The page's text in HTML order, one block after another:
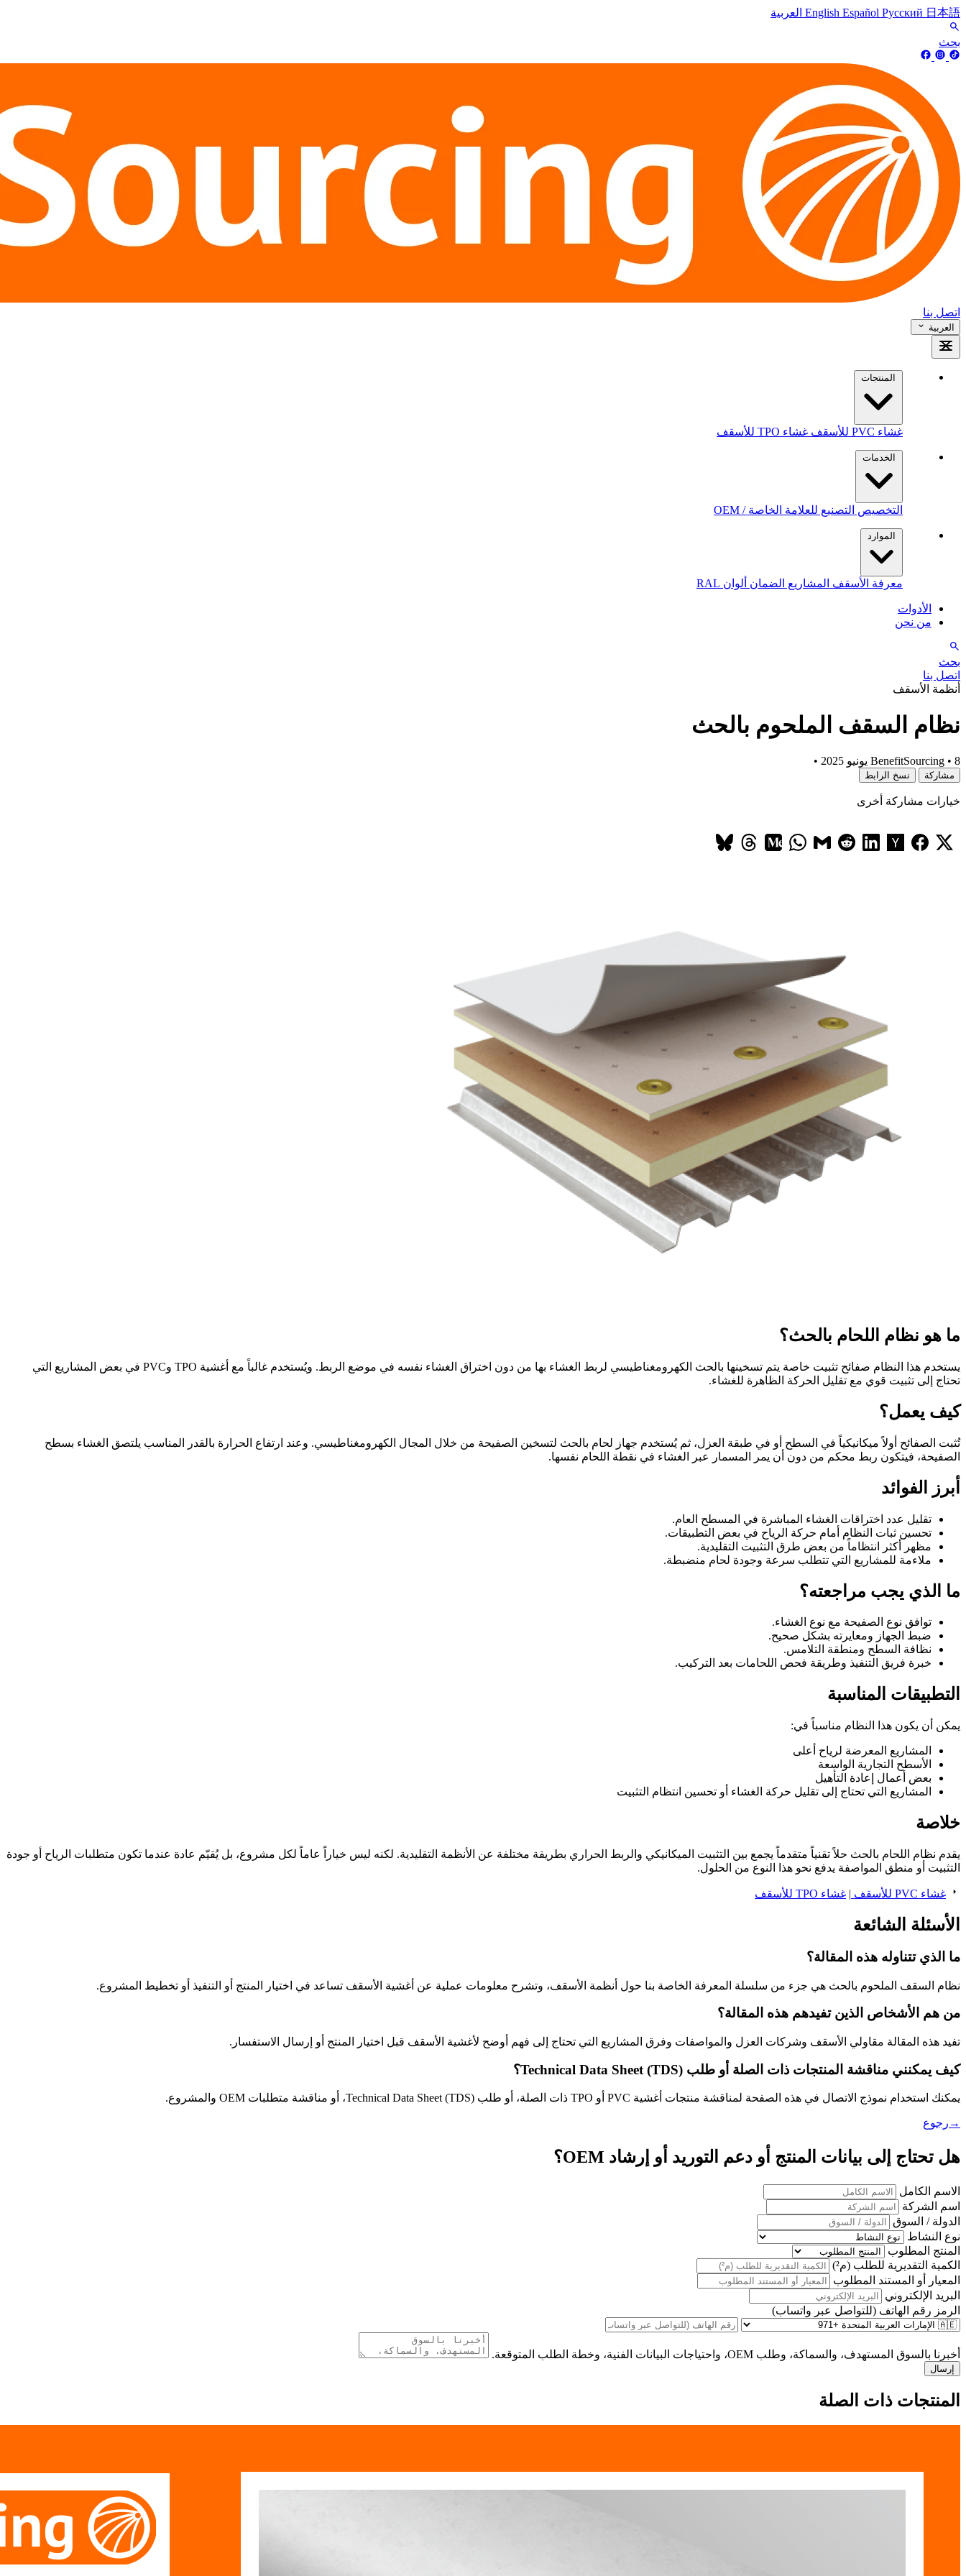
English Español Русский 日本語 العربية
بحث
اتصل بنا
العربية
المنتجات
غشاء PVC للأسقف غشاء TPO للأسقف
الخدمات
التخصيص التصنيع للعلامة الخاصة / OEM
الموارد
معرفة الأسقف المشاريع الضمان ألوان RAL
الأدوات
من نحن
بحث
اتصل بنا
أنظمة الأسقف
نظام السقف الملحوم بالحث
BenefitSourcing • 8 يونيو 2025 •
مشاركة نسخ الرابط
خيارات مشاركة أخرى
ما هو نظام اللحام بالحث؟
يستخدم هذا النظام صفائح تثبيت خاصة يتم تسخينها بالحث الكهرومغناطيسي لربط الغشاء بها من دون اختراق الغشاء نفسه في موضع الربط. ويُستخدم غالباً مع أغشية TPO وPVC في بعض المشاريع التي
تحتاج إلى تثبيت قوي مع تقليل الحركة الظاهرة للغشاء.
كيف يعمل؟
تُثبت الصفائح أولاً ميكانيكياً في السطح أو في طبقة العزل، ثم يُستخدم جهاز لحام بالحث لتسخين الصفيحة من خلال المجال الكهرومغناطيسي. وعند ارتفاع الحرارة بالقدر المناسب يلتصق الغشاء بسطح
الصفيحة، فيتكون ربط محكم من دون أن يمر المسمار عبر الغشاء في نقطة اللحام نفسها.
أبرز الفوائد
تقليل عدد اختراقات الغشاء المباشرة في المسطح العام.
تحسين ثبات النظام أمام حركة الرياح في بعض التطبيقات.
مظهر أكثر انتظاماً من بعض طرق التثبيت التقليدية.
ملاءمة للمشاريع التي تتطلب سرعة وجودة لحام منضبطة.
ما الذي يجب مراجعته؟
توافق نوع الصفيحة مع نوع الغشاء.
ضبط الجهاز ومعايرته بشكل صحيح.
نظافة السطح ومنطقة التلامس.
خبرة فريق التنفيذ وطريقة فحص اللحامات بعد التركيب.
التطبيقات المناسبة
يمكن أن يكون هذا النظام مناسباً في:
المشاريع المعرضة لرياح أعلى
الأسطح التجارية الواسعة
بعض أعمال إعادة التأهيل
المشاريع التي تحتاج إلى تقليل حركة الغشاء أو تحسين انتظام التثبيت
خلاصة
يقدم نظام اللحام بالحث حلاً تقنياً متقدماً يجمع بين التثبيت الميكانيكي والربط الحراري بطريقة مختلفة عن الأنظمة التقليدية. لكنه ليس خياراً عاماً لكل مشروع، بل يُقيّم عادة عندما تكون متطلبات الرياح أو جودة
التثبيت أو منطق المواصفة يدفع نحو هذا النوع من الحلول.
غشاء PVC للأسقف | غشاء TPO للأسقف
الأسئلة الشائعة
ما الذي تتناوله هذه المقالة؟
نظام السقف الملحوم بالحث هي جزء من سلسلة المعرفة الخاصة بنا حول أنظمة الأسقف، وتشرح معلومات عملية عن أغشية الأسقف تساعد في اختيار المنتج أو التنفيذ أو تخطيط المشروع.
من هم الأشخاص الذين تفيدهم هذه المقالة؟
تفيد هذه المقالة مقاولي الأسقف وشركات العزل والمواصفات وفرق المشاريع التي تحتاج إلى فهم أوضح لأغشية الأسقف قبل اختيار المنتج أو إرسال الاستفسار.
كيف يمكنني مناقشة المنتجات ذات الصلة أو طلب Technical Data Sheet (TDS)؟
يمكنك استخدام نموذج الاتصال في هذه الصفحة لمناقشة منتجات أغشية PVC أو TPO ذات الصلة، أو طلب Technical Data Sheet (TDS)، أو مناقشة متطلبات OEM والمشروع.
→رجوع
هل تحتاج إلى بيانات المنتج أو دعم التوريد أو إرشاد OEM؟
الاسم الكامل
اسم الشركة
الدولة / السوق
نوع النشاط
المنتج المطلوب
الكمية التقديرية للطلب (م²)
المعيار أو المستند المطلوب
البريد الإلكتروني
الرمز رقم الهاتف (للتواصل عبر واتساب)
أخبرنا بالسوق المستهدف، والسماكة، وطلب OEM، واحتياجات البيانات الفنية، وخطة الطلب المتوقعة.
إرسال
المنتجات ذات الصلة